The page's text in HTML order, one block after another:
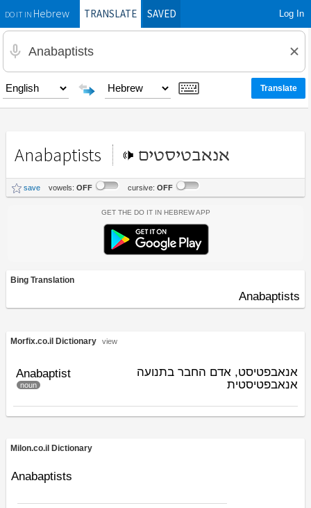
DO IT INHebrewTRANSLATE SAVED Log In
Anabaptists אנאבטיסטים
save vowels: OFF cursive: OFF
Get the Do It In Hebrew App
Bing Translation
Anabaptists
Morfix.co.il Dictionary view
Anabaptist
noun
אנאבפטיסט, אדם החבר בתנועה
אנאבפטיסטית
Milon.co.il Dictionary
Anabaptists